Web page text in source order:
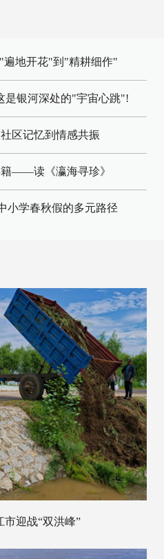
遍地开花"到"精耕细作"
是银河深处的"宇宙心跳"!
区记忆到情感共振
——读《瀛海寻珍》
小学春秋假的多元路径
市迎战“双洪峰”